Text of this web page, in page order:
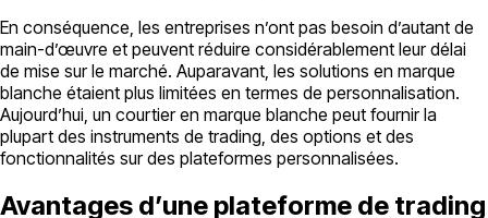
En conséquence, les entreprises n’ont pas besoin d’autant de
main-d’œuvre et peuvent réduire considérablement leur délai
de mise sur le marché. Auparavant, les solutions en marque
blanche étaient plus limitées en termes de personnalisation.
Aujourd’hui, un courtier en marque blanche peut fournir la
plupart des instruments de trading, des options et des
fonctionnalités sur des plateformes personnalisées.
Avantages d’une plateforme de trading